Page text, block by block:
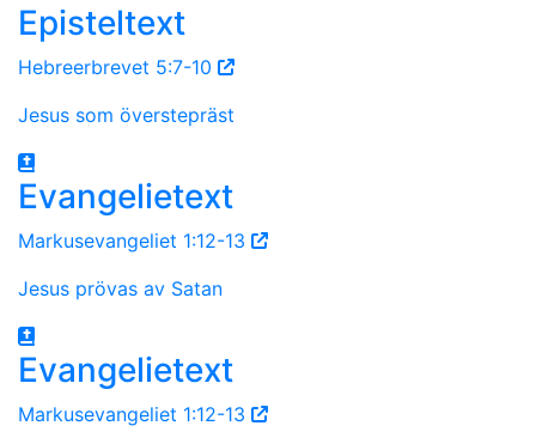
Episteltext
Hebreerbrevet 5:7-10
Jesus som överstepräst
Evangelietext
Markusevangeliet 1:12-13
Jesus prövas av Satan
Evangelietext
Markusevangeliet 1:12-13